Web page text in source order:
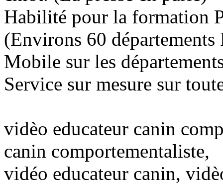
Habilité pour la formation
(Environs 60
Mobile sur les
Service sur mesure sur
vidèo educateur canin
canin comportementaliste,
vidéo educateur canin,